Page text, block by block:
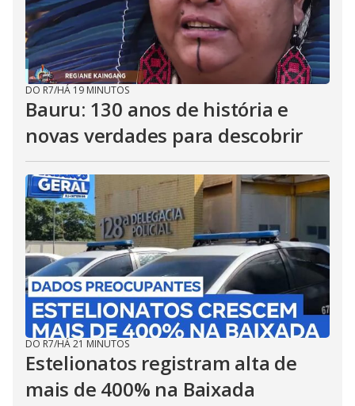
DO R7/HÁ 19 MINUTOS
Bauru: 130 anos de história e
novas verdades para descobrir
DO R7/HÁ 21 MINUTOS
Estelionatos registram alta de
mais de 400% na Baixada